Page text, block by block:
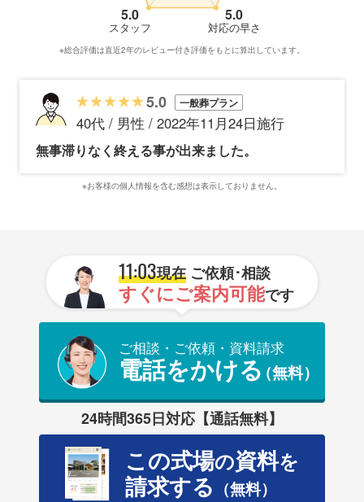
5.0
対応の早さ
5.0
スタッフ
※総合評価は直近2年のレビュー付き評価をもとに算出しています。
5.0 一般葬プラン
40代 / 男性 / 2022年11月24日施行
無事滞りなく終える事が出来ました。
※お客様の個人情報を含む感想は表示しておりません。
11:03現在ご依頼･相談
すぐにご案内可能です
ご相談・ご依頼・資料請求
電話をかける（無料）
24時間365日対応【通話無料】
この式場の資料を
請求する （無料）